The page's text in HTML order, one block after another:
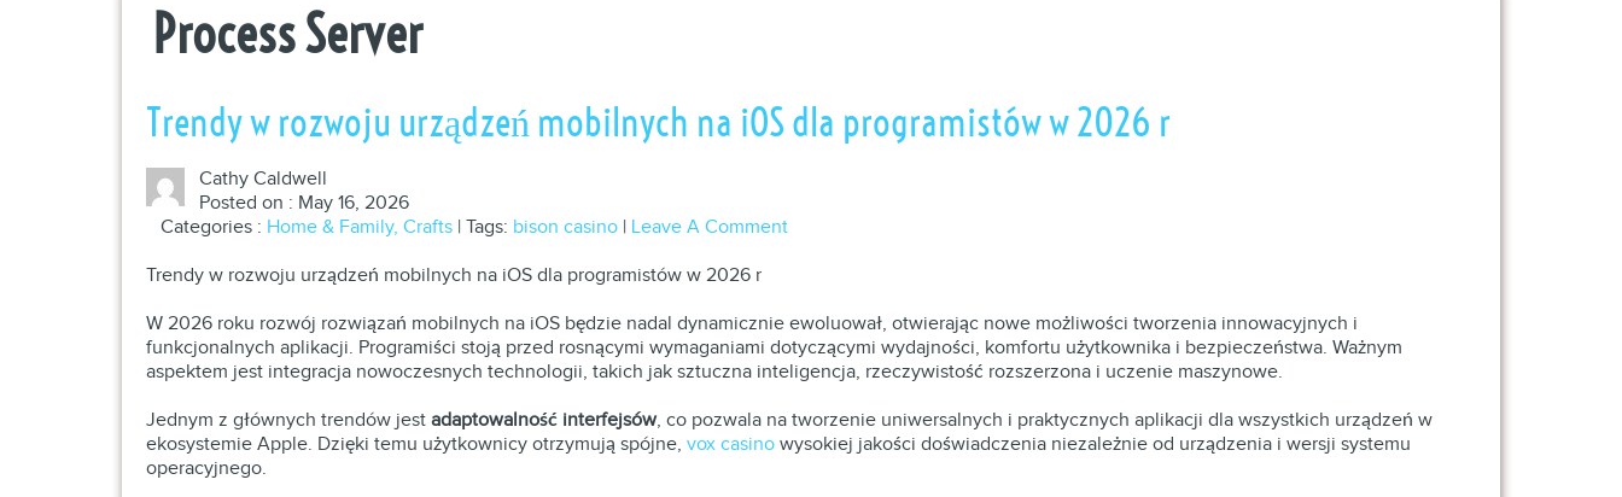
Process Server
Trendy w rozwoju urządzeń mobilnych na iOS dla programistów w 2026 r
Cathy Caldwell
Posted on : May 16, 2026
Categories : Home & Family, Crafts| Tags: bison casino| Leave A Comment
Trendy w rozwoju urządzeń mobilnych na iOS dla programistów w 2026 r
W 2026 roku rozwój rozwiązań mobilnych na iOS będzie nadal dynamicznie ewoluował, otwierając nowe możliwości tworzenia innowacyjnych i
funkcjonalnych aplikacji. Programiści stoją przed rosnącymi wymaganiami dotyczącymi wydajności, komfortu użytkownika i bezpieczeństwa. Ważnym
aspektem jest integracja nowoczesnych technologii, takich jak sztuczna inteligencja, rzeczywistość rozszerzona i uczenie maszynowe.
Jednym z głównych trendów jest adaptowalność interfejsów, co pozwala na tworzenie uniwersalnych i praktycznych aplikacji dla wszystkich urządzeń w
ekosystemie Apple. Dzięki temu użytkownicy otrzymują spójne, vox casinowysokiej jakości doświadczenia niezależnie od urządzenia i wersji systemu
operacyjnego.